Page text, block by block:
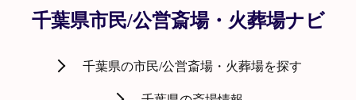
千葉県市民/公営斎場・火葬場ナビ
千葉県の市民/公営斎場・火葬場を探す